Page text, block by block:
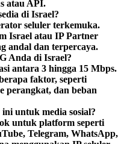
atau API.
di Israel?
seluler terkemuka.
Israel atau IP Partner
andal dan terpercaya.
Anda di Israel?
antara 3 hingga 15 Mbps.
faktor, seperti
perangkat, dan beban
untuk media sosial?
untuk platform seperti
Telegram, WhatsApp,